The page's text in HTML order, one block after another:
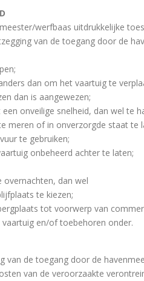
werfbaas uitdrukkelijke
van de toegang door de
dan om het vaartuig te
dan is aangewezen;
onveilige snelheid, dan wel te
meren of in onverzorgde staat te
te gebruiken;
onbeheerd achter te laten;
overnachten, dan wel
te kiezen;
tot voorwerp van
en/of toebehoren onder.
van de toegang door de
van de veroorzaakte